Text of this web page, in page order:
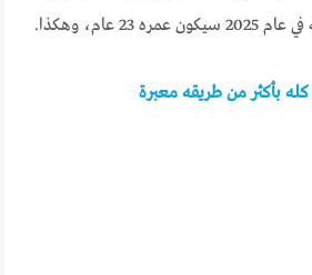
عام، وهكذا.
كله بأكثر من طريقه معبرة